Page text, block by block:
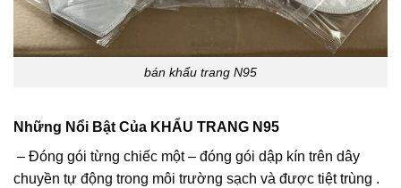
bán khẩu trang N95
Những Nổi Bật Của KHẨU TRANG N95
– Đóng gói từng chiếc một – đóng gói dập kín trên dây
chuyền tự động trong môi trường sạch và được tiệt trùng .